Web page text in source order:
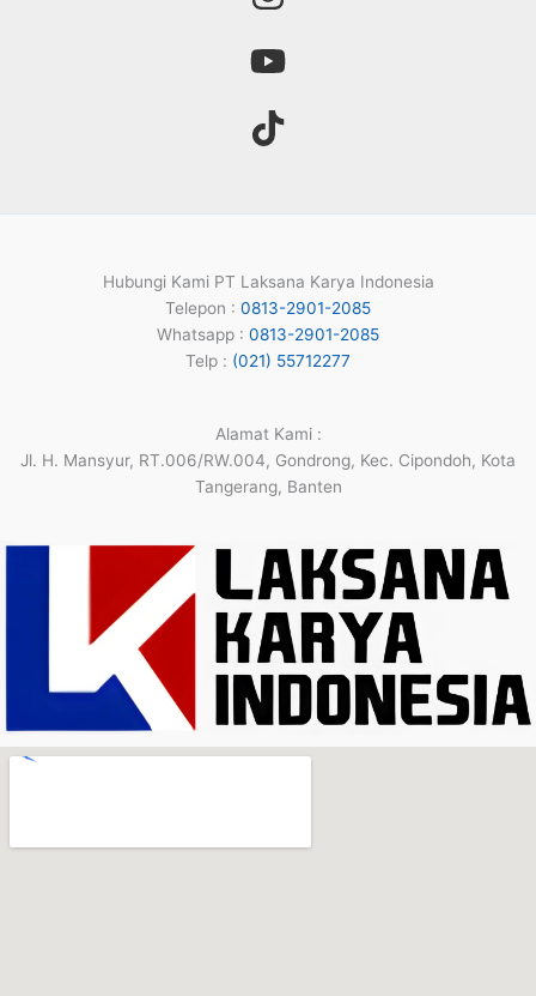
Hubungi Kami PT Laksana Karya Indonesia
Telepon : 0813-2901-2085
Whatsapp : 0813-2901-2085
Telp : (021) 55712277
Alamat Kami :
Jl. H. Mansyur, RT.006/RW.004, Gondrong, Kec. Cipondoh, Kota
Tangerang, Banten